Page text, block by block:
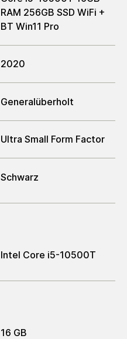
RAM 256GB SSD WiFi +
BT Win11 Pro
2020
Generalüberholt
Ultra Small Form Factor
Schwarz
Intel Core i5-10500T
16 GB